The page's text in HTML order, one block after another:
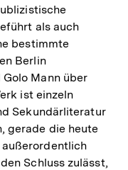
als auch
bestimmte
Berlin
Mann über
ist einzeln
Sekundärliteratur
gerade die heute
außerordentlich
Schluss zulässt,